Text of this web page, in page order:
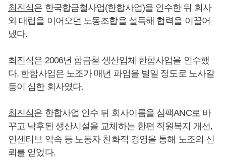
최진식은 한국합금철사업(한합사업)을 인수한 뒤 회사
와 대립을 이어오던 노동조합을 설득해 협력을 이끌어
냈다.
최진식은 2006년 합금철 생산업체 한합사업을 인수했
다. 한합사업은 노조가 매년 파업을 벌일 정도로 노사갈
등이 심한 회사였다.
최진식은 한합사업 인수 뒤 회사이름을 심팩ANC로 바
꾸고 낙후된 생산시설을 교체하는 한편 직원복지 개선,
인센티브 약속 등 노동자 친화적 경영을 통해 노조의 신
뢰를 얻었다.